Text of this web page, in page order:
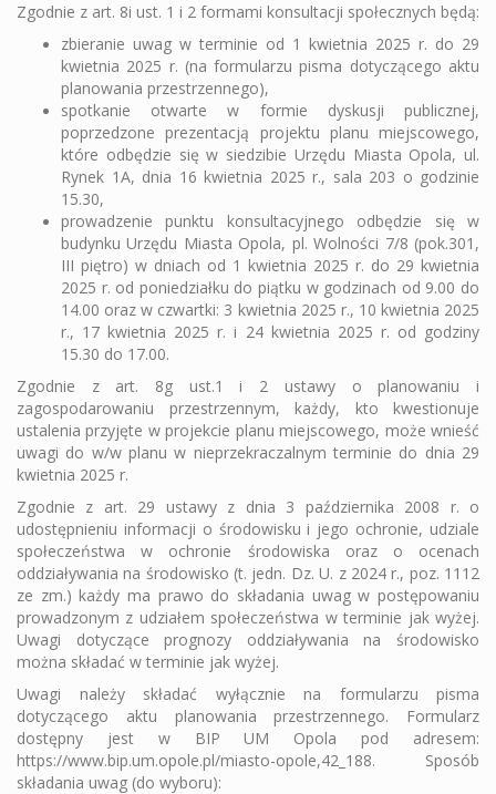
Zgodnie z art. 8i ust. 1 i 2 formami konsultacji społecznych będą:
zbieranie uwag w terminie od 1 kwietnia 2025 r. do 29
kwietnia 2025 r. (na formularzu pisma dotyczącego aktu
planowania przestrzennego),
spotkanie otwarte w formie dyskusji publicznej,
poprzedzone prezentacją projektu planu miejscowego,
które odbędzie się w siedzibie Urzędu Miasta Opola, ul.
Rynek 1A, dnia 16 kwietnia 2025 r., sala 203 o godzinie
15.30,
prowadzenie punktu konsultacyjnego odbędzie się w
budynku Urzędu Miasta Opola, pl. Wolności 7/8 (pok.301,
III piętro) w dniach od 1 kwietnia 2025 r. do 29 kwietnia
2025 r. od poniedziałku do piątku w godzinach od 9.00 do
14.00 oraz w czwartki: 3 kwietnia 2025 r., 10 kwietnia 2025
r., 17 kwietnia 2025 r. i 24 kwietnia 2025 r. od godziny
15.30 do 17.00.
Zgodnie z art. 8g ust.1 i 2 ustawy o planowaniu i
zagospodarowaniu przestrzennym, każdy, kto kwestionuje
ustalenia przyjęte w projekcie planu miejscowego, może wnieść
uwagi do w/w planu w nieprzekraczalnym terminie do dnia 29
kwietnia 2025 r.
Zgodnie z art. 29 ustawy z dnia 3 października 2008 r. o
udostępnieniu informacji o środowisku i jego ochronie, udziale
społeczeństwa w ochronie środowiska oraz o ocenach
oddziaływania na środowisko (t. jedn. Dz. U. z 2024 r., poz. 1112
ze zm.) każdy ma prawo do składania uwag w postępowaniu
prowadzonym z udziałem społeczeństwa w terminie jak wyżej.
Uwagi dotyczące prognozy oddziaływania na środowisko
można składać w terminie jak wyżej.
Uwagi należy składać wyłącznie na formularzu pisma
dotyczącego aktu planowania przestrzennego. Formularz
dostępny jest w BIP UM Opola pod adresem:
https://www.bip.um.opole.pl/miasto-opole,42_188. Sposób
składania uwag (do wyboru):